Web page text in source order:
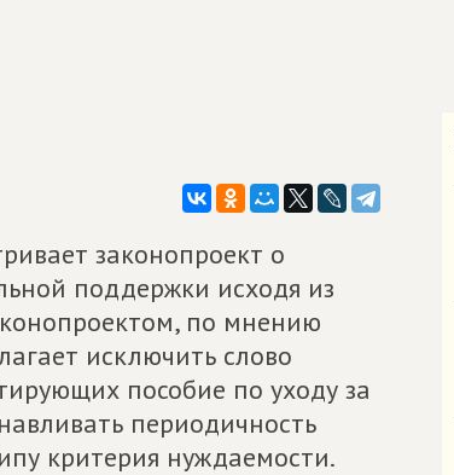
законопроект о
поддержки исходя из
по мнению
исключить слово
пособие по уходу за
периодичность
критерия нуждаемости.